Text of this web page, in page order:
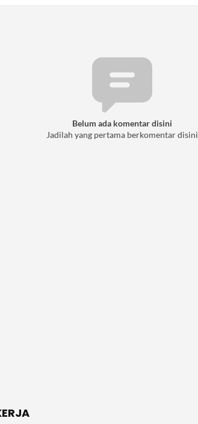
Belum ada komentar disini
Jadilah yang pertama berkomentar disini